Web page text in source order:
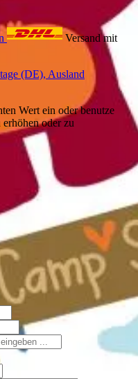
Versand mit
(DE), Ausland
Wert ein oder benutze
oder zu